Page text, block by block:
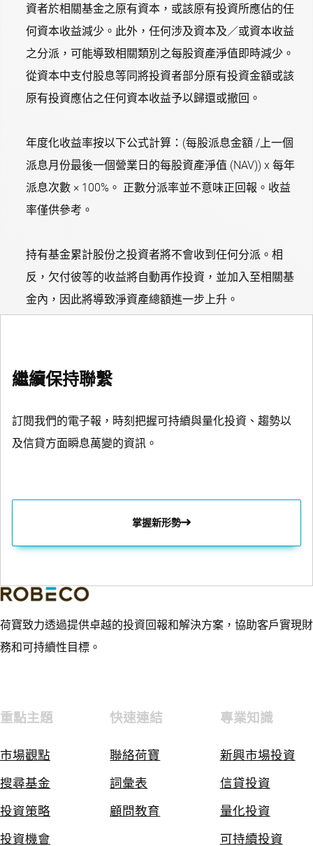
資者於相關基金之原有資本，或該原有投資所應佔的任
何資本收益減少。此外，任何涉及資本及／或資本收益
之分派，可能導致相關類別之每股資產淨值即時減少。
從資本中支付股息等同將投資者部分原有投資金額或該
原有投資應佔之任何資本收益予以歸還或撤回。
年度化收益率按以下公式計算：(每股派息金額 /上一個
派息月份最後一個營業日的每股資產淨值 (NAV)) x 每年
派息次數 × 100%。 正數分派率並不意味正回報。收益
率僅供參考。
持有基金累計股份之投資者將不會收到任何分派。相
反，欠付彼等的收益將自動再作投資，並加入至相關基
金內，因此將導致淨資產總額進一步上升。
繼續保持聯繫
訂閱我們的電子報，時刻把握可持續與量化投資、趨勢以
及信貸方面瞬息萬變的資訊。
掌握新形勢
荷寶致力透過提供卓越的投資回報和解決方案，協助客戶實現財
務和可持續性目標。
重點主題
市場觀點
搜尋基金
投資策略
投資機會
快速連結
聯絡荷寶
詞彙表
顧問教育
專業知識
新興市場投資
信貸投資
量化投資
可持續投資